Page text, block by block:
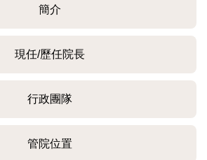
簡介
現任/歷任院長
行政團隊
管院位置